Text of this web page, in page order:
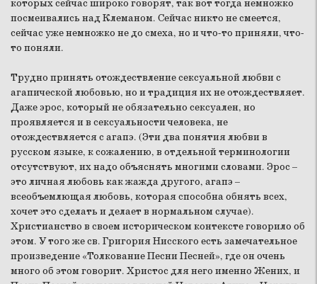
которых сейчас широко говорят, так вот тогда немножко
посмеивались над Клеманом. Сейчас никто не смеется,
сейчас уже немножко не до смеха, но и что-то приняли, что-
то поняли.
Трудно принять отождествление сексуальной любви с
агапической любовью, но и традиция их не отождествляет.
Даже эрос, который не обязательно сексуален, но
проявляется и в сексуальности человека, не
отождествляется с агапэ. (Эти два понятия любви в
русском языке, к сожалению, в отдельной терминологии
отсутствуют, их надо объяснять многими словами. Эрос –
это личная любовь как жажда другого, агапэ –
всеобъемлющая любовь, которая способна обнять всех,
хочет это сделать и делает в нормальном случае).
Христианство в своем историческом контексте говорило об
этом. У того же св. Григория Нисского есть замечательное
произведение «Толкование Песни Песней», где он очень
много об этом говорит. Христос для него именно Жених, и